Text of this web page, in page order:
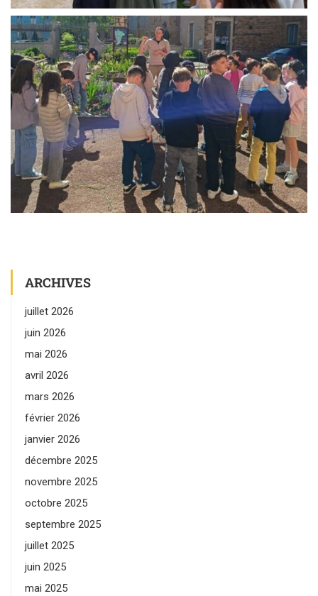
ARCHIVES
juillet 2026
juin 2026
mai 2026
avril 2026
mars 2026
février 2026
janvier 2026
décembre 2025
novembre 2025
octobre 2025
septembre 2025
juillet 2025
juin 2025
mai 2025